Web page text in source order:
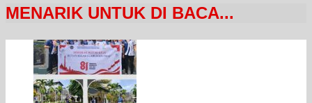
MENARIK UNTUK DI BACA...